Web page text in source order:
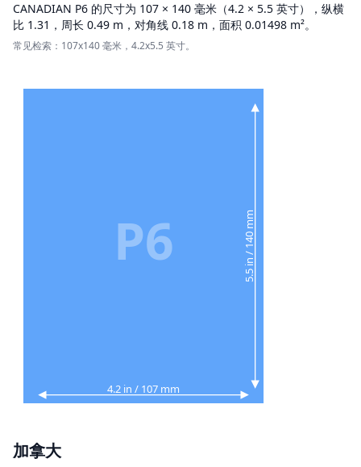
CANADIAN P6 的尺寸为 107 × 140 毫米（4.2 × 5.5 英寸），纵横
比 1.31，周长 0.49 m，对角线 0.18 m，面积 0.01498 m²。
常见检索：107x140 毫米，4.2x5.5 英寸。
4.2 in / 107 mm
5.5 in / 140 mm
P6
加拿大